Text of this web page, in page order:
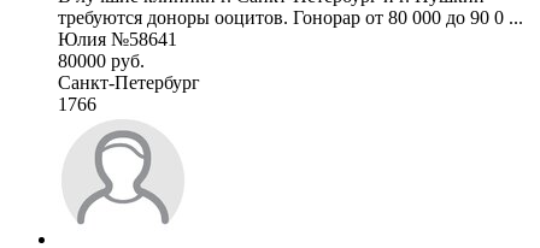
требуются доноры ооцитов. Гонорар от 80 000 до 90 0 ...
Юлия №58641
80000 руб.
Санкт-Петербург
1766